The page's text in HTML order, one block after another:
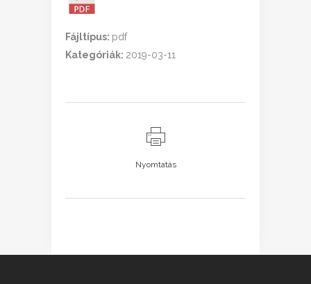
Fájltípus: pdf
Kategóriák: 2019-03-11
Nyomtatás